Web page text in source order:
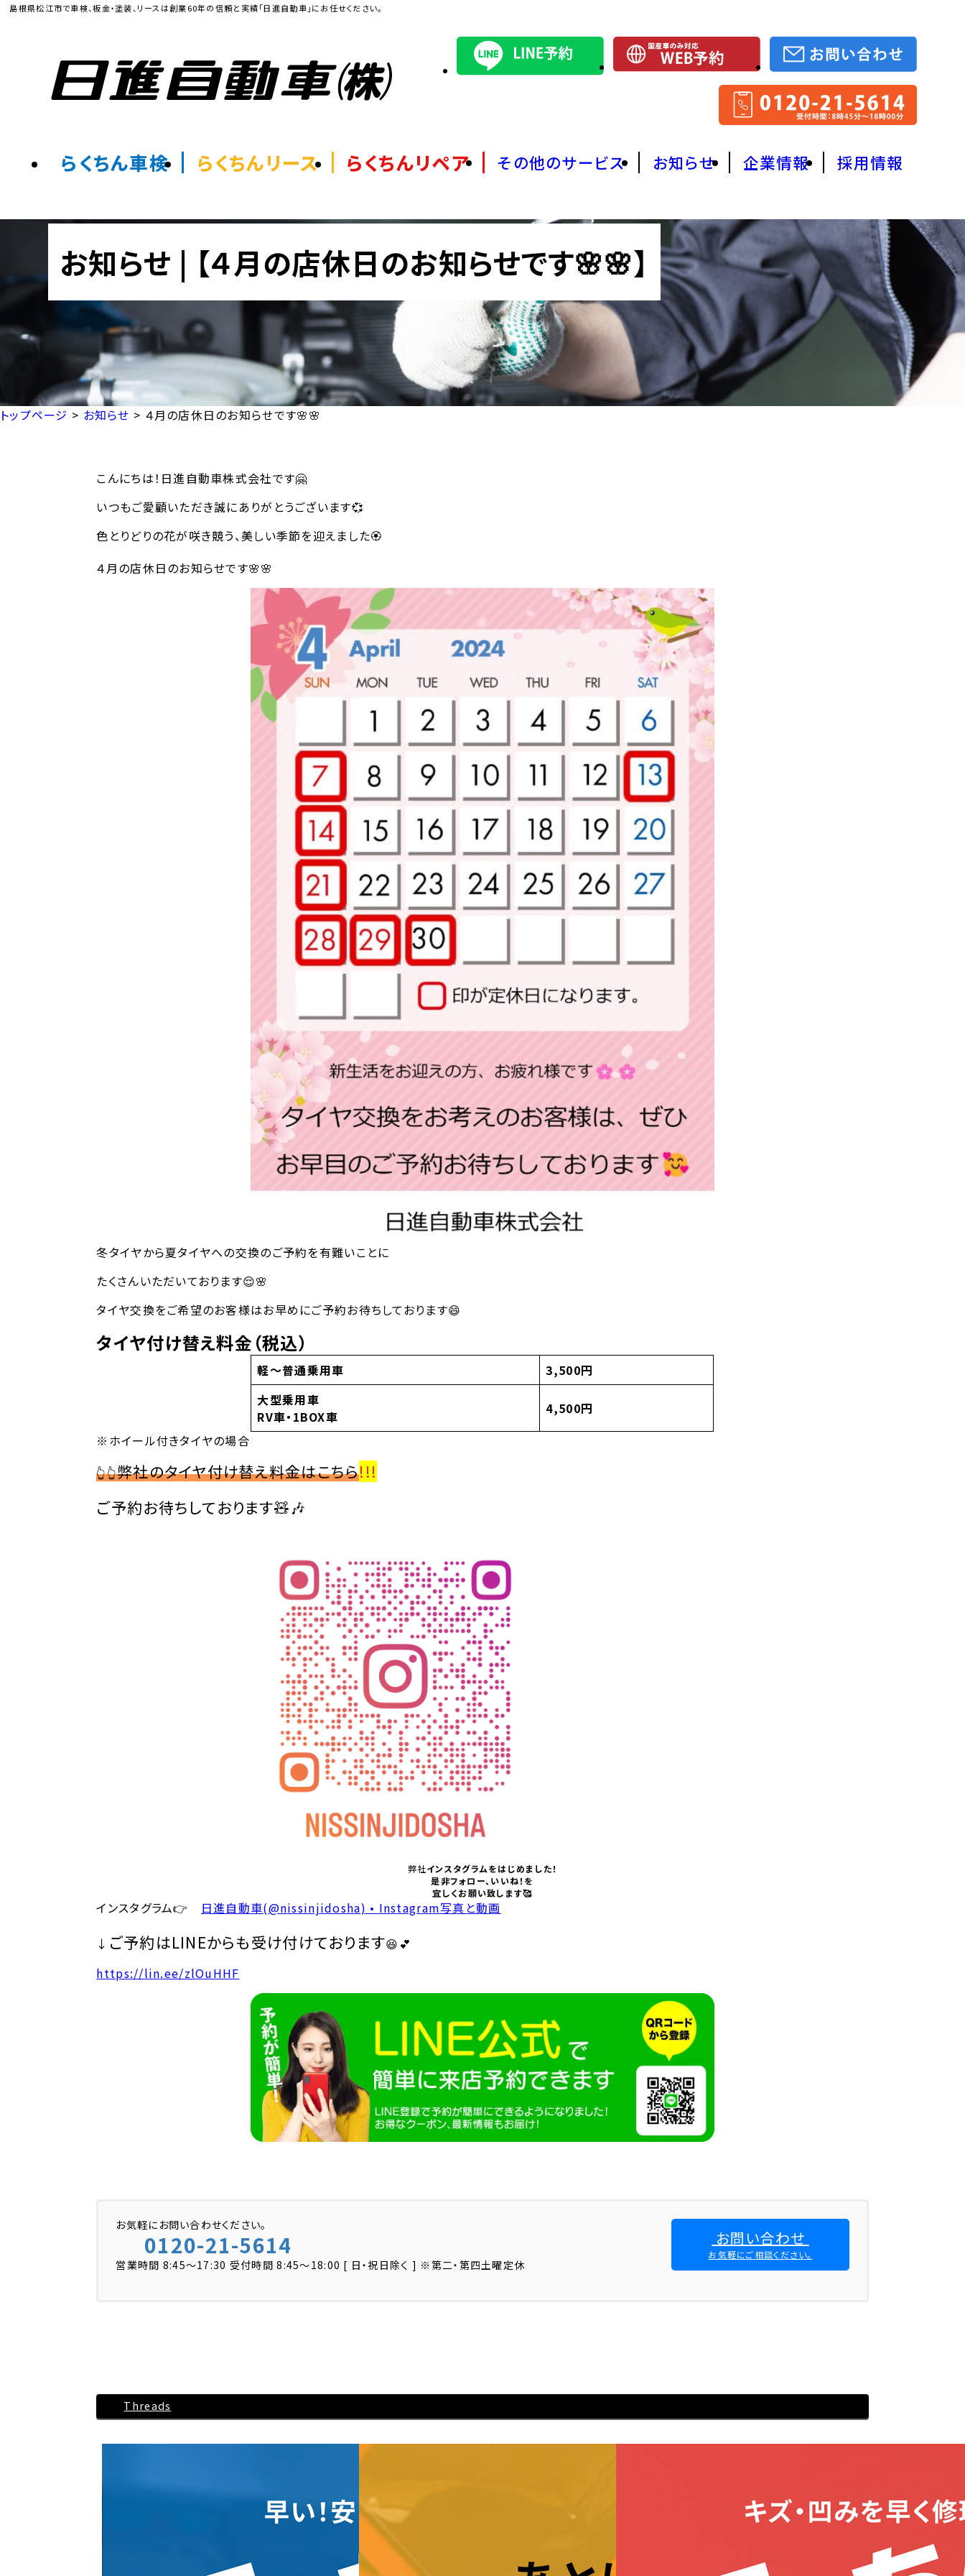
島根県松江市で車検、板金・塗装、リースは創業60年の信頼と実績「日進自動車」にお任せください。
らくちん車検 らくちんリース らくちんリペア その他のサービス お知らせ 企業情報 採用情報
お知らせ | 【４月の店休日のお知らせです🌸🌸】
トップページ > お知らせ > ４月の店休日のお知らせです🌸🌸
こんにちは！日進自動車株式会社です🤗
いつもご愛顧いただき誠にありがとうございます💞
色とりどりの花が咲き競う、美しい季節を迎えました🏵️
４月の店休日のお知らせです🌸🌸
冬タイヤから夏タイヤへの交換のご予約を有難いことに
たくさんいただいております😌🌸
タイヤ交換をご希望のお客様はお早めにご予約お待ちしております😄
タイヤ付け替え料金（税込）
軽〜普通乗用車
3,500円
大型乗用車
RV車・1BOX車
4,500円
※ホイール付きタイヤの場合
👆👆弊社のタイヤ付け替え料金はこちら!!!
ご予約お待ちしております🧸🎶
弊社インスタグラムをはじめました！
是非フォロー、いいね！を
宜しくお願い致します🥰
インスタグラム👉 日進自動車(@nissinjidosha) • Instagram写真と動画
↓ ご予約はLINEからも受け付けております😆💕
https://lin.ee/zlOuHHF
お気軽にお問い合わせください。
0120-21-5614
営業時間 8:45〜17:30 受付時間 8:45～18:00 [ 日・祝日除く ] ※第二・第四土曜定休
お問い合わせ
お気軽にご相談ください。
Threads